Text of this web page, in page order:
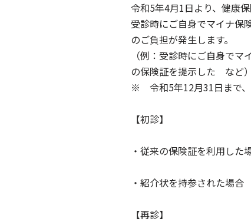
令和5年4月1日より、健康
受診時にご自身でマイナ保
のご負担が発生します。
（例：受診時にご自身で
の保険証を提示した など）
※ 令和5年12月31日まで、
【初診】
・従来の保険証を利用し
・紹介状を持参された場
【再診】